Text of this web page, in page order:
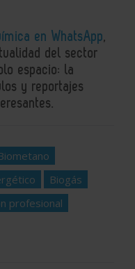
en WhatsApp,
del sector
espacio: la
y reportajes
Biogás
profesional